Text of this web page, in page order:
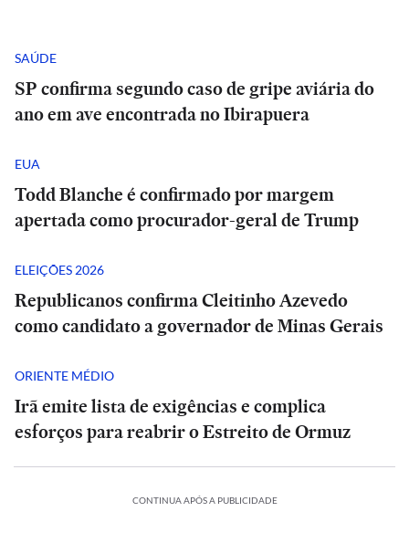
SAÚDE
SP confirma segundo caso de gripe aviária do
ano em ave encontrada no Ibirapuera
EUA
Todd Blanche é confirmado por margem
apertada como procurador-geral de Trump
ELEIÇÕES 2026
Republicanos confirma Cleitinho Azevedo
como candidato a governador de Minas Gerais
ORIENTE MÉDIO
Irã emite lista de exigências e complica
esforços para reabrir o Estreito de Ormuz
CONTINUA APÓS A PUBLICIDADE